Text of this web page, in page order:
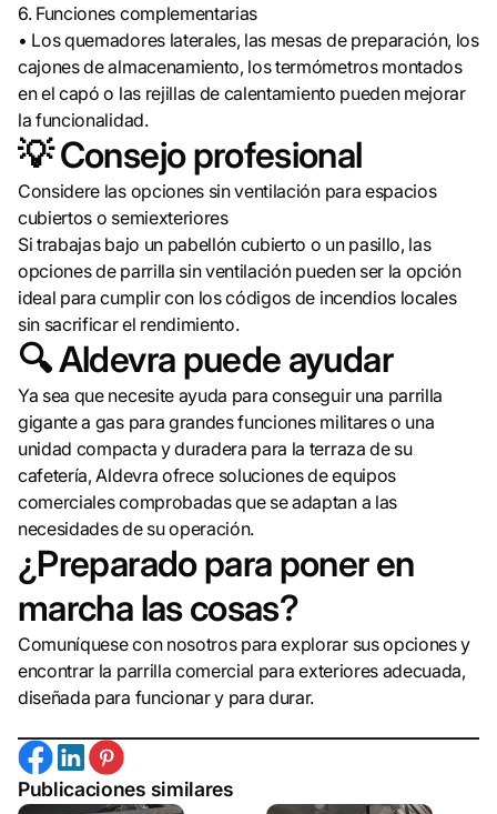
6. Funciones complementarias
• Los quemadores laterales, las mesas de preparación, los
cajones de almacenamiento, los termómetros montados
en el capó o las rejillas de calentamiento pueden mejorar
la funcionalidad.
💡 Consejo profesional
Considere las opciones sin ventilación para espacios
cubiertos o semiexteriores
Si trabajas bajo un pabellón cubierto o un pasillo, las
opciones de parrilla sin ventilación pueden ser la opción
ideal para cumplir con los códigos de incendios locales
sin sacrificar el rendimiento.
🔍 Aldevra puede ayudar
Ya sea que necesite ayuda para conseguir una parrilla
gigante a gas para grandes funciones militares o una
unidad compacta y duradera para la terraza de su
cafetería, Aldevra ofrece soluciones de equipos
comerciales comprobadas que se adaptan a las
necesidades de su operación.
¿Preparado para poner en
marcha las cosas?
Comuníquese con nosotros para explorar sus opciones y
encontrar la parrilla comercial para exteriores adecuada,
diseñada para funcionar y para durar.
Publicaciones similares